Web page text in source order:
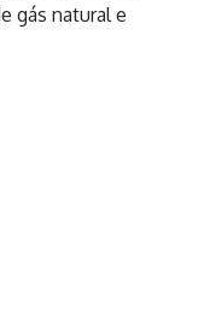
gás natural e